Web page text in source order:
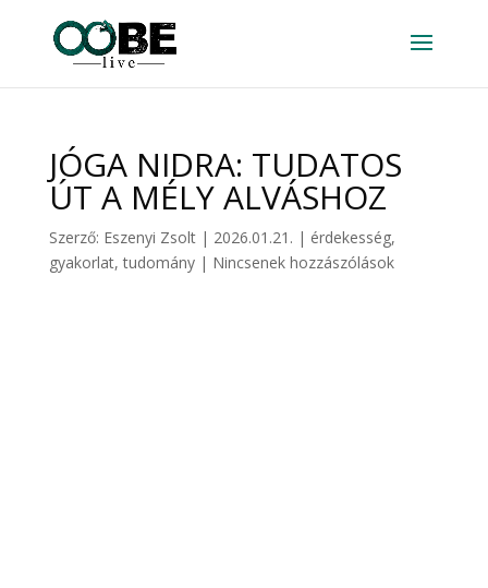
JÓGA NIDRA: TUDATOS
ÚT A MÉLY ALVÁSHOZ
Szerző: Eszenyi Zsolt| 2026.01.21. | érdekesség,
gyakorlat,tudomány| Nincsenek hozzászólások